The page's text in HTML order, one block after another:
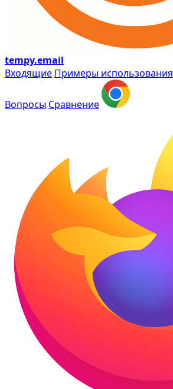
tempy.email
Входящие Примеры использования
Вопросы Сравнение